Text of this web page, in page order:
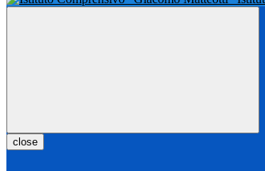
close